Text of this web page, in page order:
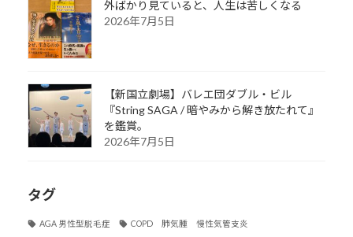
外ばかり見ていると、人生は苦しくなる
2026年7月5日
【新国立劇場】バレエ団ダブル・ビル
『String SAGA / 暗やみから解き放たれて』
を鑑賞。
2026年7月5日
タグ
AGA 男性型脱毛症 COPD 肺気腫 慢性気管支炎